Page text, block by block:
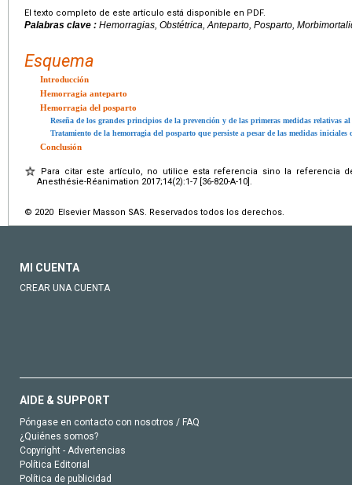
El texto completo de este artículo está disponible en PDF.
Palabras clave : Hemorragias, Obstétrica, Anteparto, Posparto,
Esquema
Introducción
Hemorragia anteparto
Hemorragia del posparto
Reseña de los grandes principios de la prevención y de las primeras medidas relativas
Tratamiento de la hemorragia del posparto que persiste a pesar de las medidas iniciales
Conclusión
Para citar este artículo, no utilice esta referencia sino la referencia
Anesthésie-Réanimation 2017;14(2):1-7 [36-820-A-10].
© 2020 Elsevier Masson SAS. Reservados todos los derechos.
MI CUENTA
CREAR UNA CUENTA
AIDE & SUPPORT
Póngase en contacto con nosotros / FAQ
¿Quiénes somos?
Copyright - Advertencias
Política Editorial
Política de publicidad